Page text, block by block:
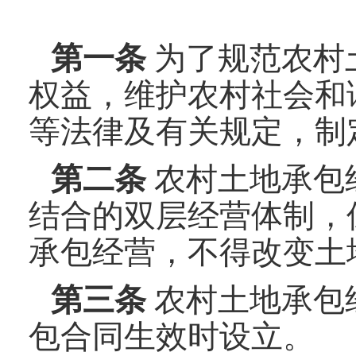
第一条为了规范农村
权益，维护农村社会
等法律及有关规定，
第二条农村土地承包
结合的双层经营体制
承包经营，不得改变
第三条农村土地承包
包合同生效时设立。